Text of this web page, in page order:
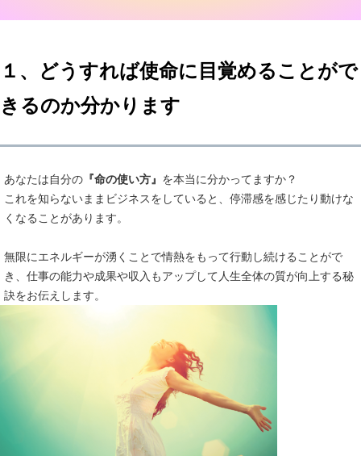
１、どうすれば使命に目覚めることがで
きるのか分かります
あなたは自分の 『命の使い方』 を本当に分かってますか？
これを知らないままビジネスをしていると、停滞感を感じたり動けな
くなることがあります。
無限にエネルギーが湧くことで情熱をもって行動し続けることがで
き、仕事の能力や成果や収入もアップして人生全体の質が向上する秘
訣をお伝えします。